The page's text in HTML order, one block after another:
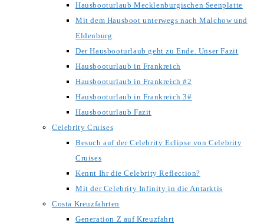
Hausbooturlaub Mecklenburgischen Seenplatte
Mit dem Hausboot unterwegs nach Malchow und
Eldenburg
Der Hausbooturlaub geht zu Ende. Unser Fazit
Hausbooturlaub in Frankreich
Hausbooturlaub in Frankreich #2
Hausbooturlaub in Frankreich 3#
Hausbooturlaub Fazit
Celebrity Cruises
Besuch auf der Celebrity Eclipse von Celebrity
Cruises
Kennt Ihr die Celebrity Reflection?
Mit der Celebrity Infinity in die Antarktis
Costa Kreuzfahrten
Generation Z auf Kreuzfahrt